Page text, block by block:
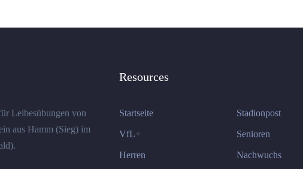
Leibesübungen von
aus Hamm (Sieg) im
Resources
Startseite Stadionpost
VfL+ Senioren
Herren Nachwuchs